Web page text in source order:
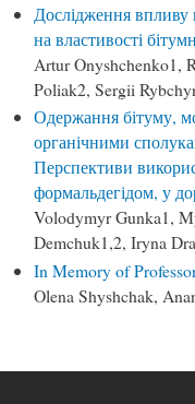
Дослідження впливу
на властивості
Artur Onyshchenko1,
Poliak2, Sergii
Одержання бітуму,
органічними
Перспективи
формальдегідом, у
Volodymyr Gunka1,
Demchuk1,2, Iryna
In Memory of
Olena Shyshchak,